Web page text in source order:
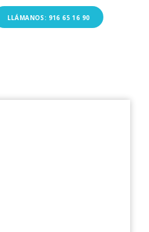
LLÁMANOS: 916 65 16 90